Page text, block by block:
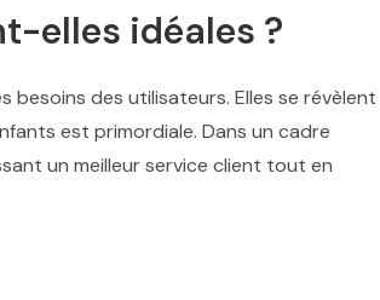
elles idéales ?
des utilisateurs. Elles se révèlent
est primordiale. Dans un cadre
un meilleur service client tout en